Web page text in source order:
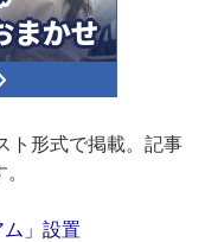
ト形式で掲載。記事
」設置